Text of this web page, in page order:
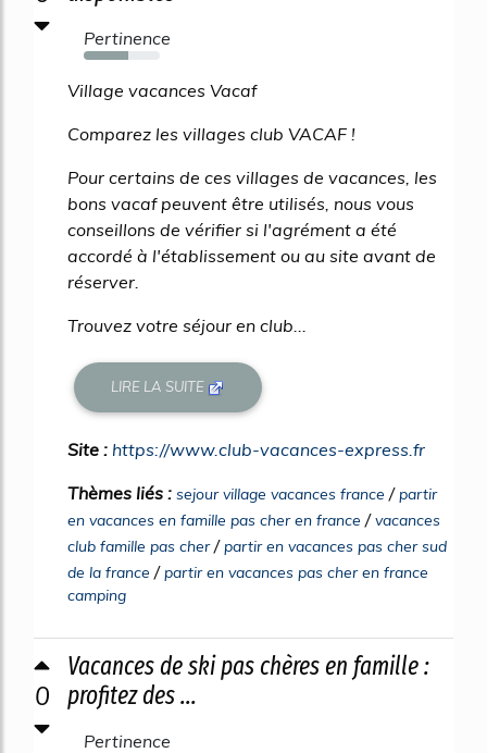
Pertinence
59%
Village vacances Vacaf
Comparez les villages club VACAF !
Pour certains de ces villages de vacances, les
bons vacaf peuvent être utilisés, nous vous
conseillons de vérifier si l'agrément a été
accordé à l'établissement ou au site avant de
réserver.
Trouvez votre séjour en club...
LIRE LA SUITE
Site : https://www.club-vacances-express.fr
Thèmes liés : sejour village vacances france /partir
en vacances en famille pas cher en france /vacances
club famille pas cher/partir en vacances pas cher sud
de la france /partir en vacances pas cher en france
camping
0
Vacances de ski pas chères en famille :
profitez des ...
Pertinence